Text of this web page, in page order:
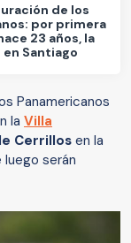
de los
por primera
23 años, la
Santiago
Panamericanos
la Villa
Cerrillosen la
serán